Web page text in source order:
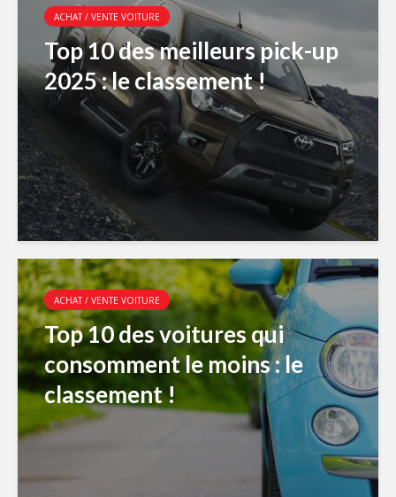
ACHAT / VENTE VOITURE
Top 10 des meilleurs pick-up
2025 : le classement !
ACHAT / VENTE VOITURE
Top 10 des voitures qui
consomment le moins : le
classement !